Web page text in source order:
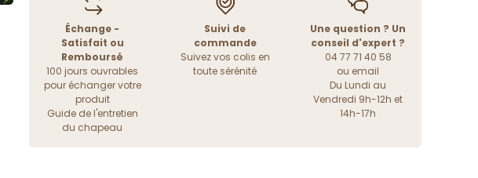
Échange -
Satisfait ou
Remboursé
100 jours ouvrables
pour échanger votre
produit
Guide de l'entretien
du chapeau
Suivi de
commande
Suivez vos colis en
toute sérénité
Une question ? Un
conseil d'expert ?
04 77 71 40 58
ou email
Du Lundi au
Vendredi 9h-12h et
14h-17h